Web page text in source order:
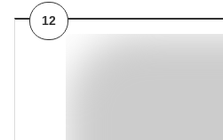
12